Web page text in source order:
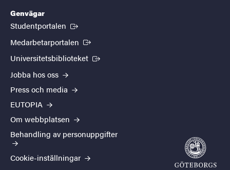
Genvägar
Studentportalen (Extern länk)
Medarbetarportalen (Extern länk)
Universitetsbiblioteket (Extern länk)
Jobba hos oss
Press och media
EUTOPIA
Om webbplatsen
Behandling av personuppgifter
Cookie-inställningar